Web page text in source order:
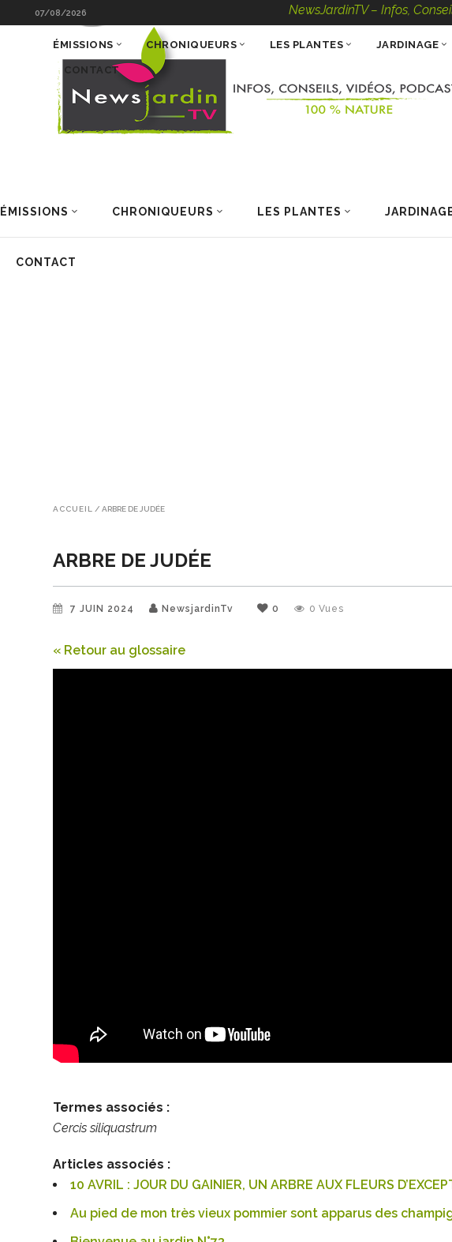
07/08/2026 NewsJardinTV – Infos, Conseils,
ÉMISSIONS CHRONIQUEURS LES PLANTES
CONTACT
ÉMISSIONS CHRONIQUEURS LES PLANTES JARDINAGE
CONTACT
ACCUEIL / ARBRE DE JUDÉE
ARBRE DE JUDÉE
7 JUIN 2024 NewsjardinTv 0 0 Vues
« Retour au glossaire
Termes associés :
Cercis siliquastrum
Articles associés :
10 AVRIL : JOUR DU GAINIER, UN ARBRE AUX FLEURS
Au pied de mon très vieux pommier sont apparus des